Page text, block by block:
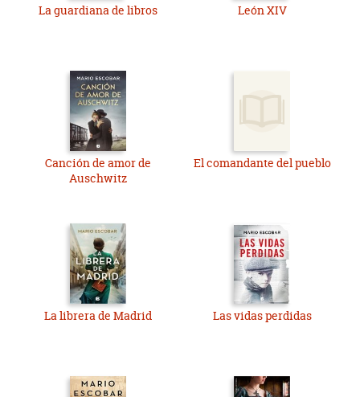
La guardiana de libros León XIV
Canción de amor de
Auschwitz
El comandante del pueblo
La librera de Madrid Las vidas perdidas